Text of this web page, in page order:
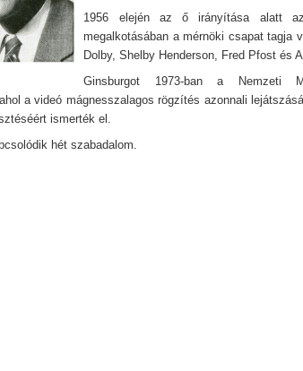
1956 elején az ő irányítása alatt
megalkotásában a mérnöki csapat tagja
Dolby, Shelby Henderson, Fred Pfost és
Ginsburgot 1973-ban a Nemzeti
a videó mágnesszalagos rögzítés azonnali
ismerték el.
hét szabadalom.